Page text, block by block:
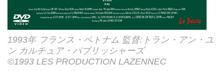
1993年 フランス・ベトナム 監督:トラン・アン・ユ
ン カルチュア・パブリッシャーズ
©1993 LES PRODUCTION LAZENNEC